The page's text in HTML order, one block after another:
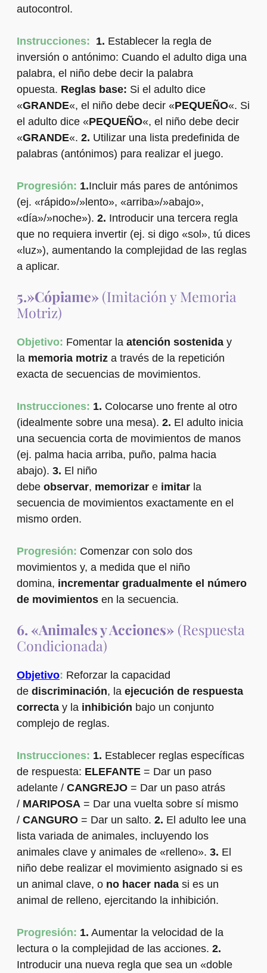
autocontrol.
Instrucciones: 1. Establecer la regla de
inversión o antónimo: Cuando el adulto diga una
palabra, el niño debe decir la palabra
opuesta. Reglas base: Si el adulto dice
«GRANDE«, el niño debe decir «PEQUEÑO«. Si
el adulto dice «PEQUEÑO«, el niño debe decir
«GRANDE«. 2. Utilizar una lista predefinida de
palabras (antónimos) para realizar el juego.
Progresión: 1.Incluir más pares de antónimos
(ej. «rápido»/»lento», «arriba»/»abajo»,
«día»/»noche»). 2. Introducir una tercera regla
que no requiera invertir (ej. si digo «sol», tú dices
«luz»), aumentando la complejidad de las reglas
a aplicar.
5.»Cópiame»(Imitación y Memoria
Motriz)
Objetivo: Fomentar la atención sostenida y
la memoria motriz a través de la repetición
exacta de secuencias de movimientos.
Instrucciones: 1. Colocarse uno frente al otro
(idealmente sobre una mesa). 2. El adulto inicia
una secuencia corta de movimientos de manos
(ej. palma hacia arriba, puño, palma hacia
abajo). 3. El niño
debe observar, memorizar e imitar la
secuencia de movimientos exactamente en el
mismo orden.
Progresión: Comenzar con solo dos
movimientos y, a medida que el niño
domina, incrementar gradualmente el número
de movimientos en la secuencia.
6. «Animales y Acciones» (Respuesta
Condicionada)
Objetivo: Reforzar la capacidad
de discriminación, la ejecución de respuesta
correcta y la inhibición bajo un conjunto
complejo de reglas.
Instrucciones: 1. Establecer reglas específicas
de respuesta: ELEFANTE = Dar un paso
adelante / CANGREJO = Dar un paso atrás
/ MARIPOSA = Dar una vuelta sobre sí mismo
/ CANGURO = Dar un salto. 2. El adulto lee una
lista variada de animales, incluyendo los
animales clave y animales de «relleno». 3. El
niño debe realizar el movimiento asignado si es
un animal clave, o no hacer nada si es un
animal de relleno, ejercitando la inhibición.
Progresión: 1. Aumentar la velocidad de la
lectura o la complejidad de las acciones. 2.
Introducir una nueva regla que sea un «doble